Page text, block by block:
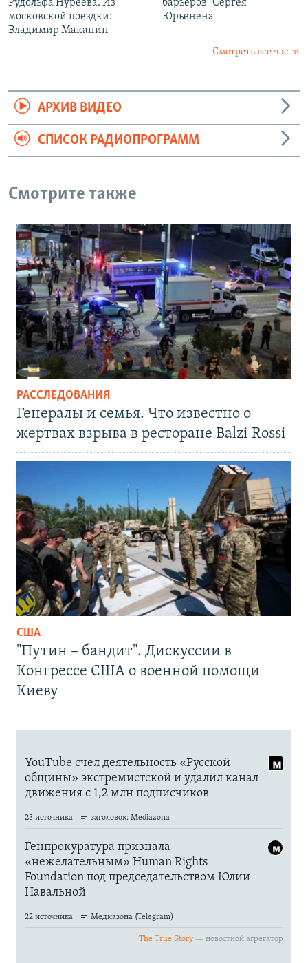
Рудольфа Нуреева. Из
московской поездки:
Владимир Маканин
барьеров" Сергея
Юрьенена
Смотреть все части
АРХИВ ВИДЕО
СПИСОК РАДИОПРОГРАММ
Смотрите также
РАССЛЕДОВАНИЯ
Генералы и семья. Что известно о
жертвах взрыва в ресторане Balzi Rossi
США
"Путин – бандит". Дискуссии в
Конгрессе США о военной помощи
Киеву